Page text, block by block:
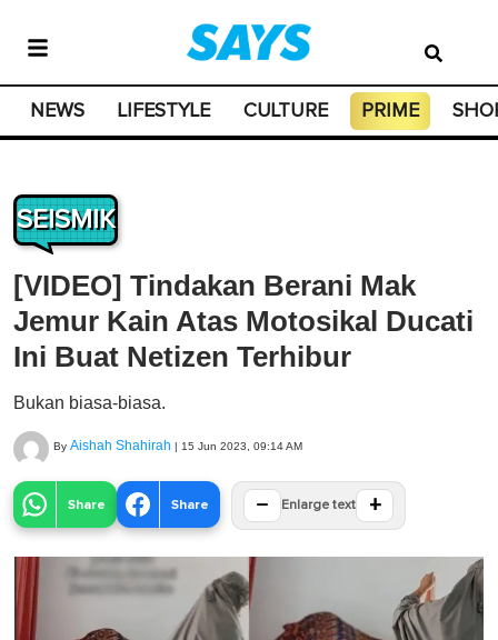
NEWS LIFESTYLE CULTURE PRIME
SEISMIK
[VIDEO] Tindakan Berani Mak
Jemur Kain Atas Motosikal Ducati
Ini Buat Netizen Terhibur
Bukan biasa-biasa.
By Aishah Shahirah | 15 Jun 2023, 09:14 AM
Share Share − Enlarge text +